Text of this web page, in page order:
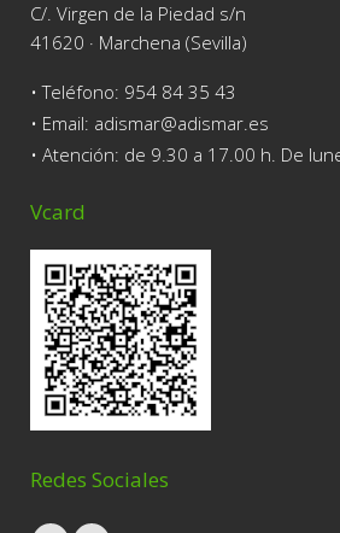
C/. Virgen de la Piedad s/n
41620 · Marchena (Sevilla)
• Teléfono: 954 84 35 43
• Email: adismar@adismar.es
• Atención: de 9.30 a 17.00 h. De
Vcard
Redes Sociales